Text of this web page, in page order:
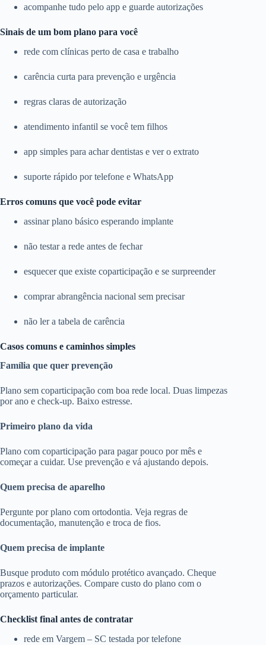
acompanhe tudo pelo app e guarde autorizações
Sinais de um bom plano para você
rede com clínicas perto de casa e trabalho
carência curta para prevenção e urgência
regras claras de autorização
atendimento infantil se você tem filhos
app simples para achar dentistas e ver o extrato
suporte rápido por telefone e WhatsApp
Erros comuns que você pode evitar
assinar plano básico esperando implante
não testar a rede antes de fechar
esquecer que existe coparticipação e se surpreender
comprar abrangência nacional sem precisar
não ler a tabela de carência
Casos comuns e caminhos simples
Família que quer prevenção
Plano sem coparticipação com boa rede local. Duas limpezas
por ano e check-up. Baixo estresse.
Primeiro plano da vida
Plano com coparticipação para pagar pouco por mês e
começar a cuidar. Use prevenção e vá ajustando depois.
Quem precisa de aparelho
Pergunte por plano com ortodontia. Veja regras de
documentação, manutenção e troca de fios.
Quem precisa de implante
Busque produto com módulo protético avançado. Cheque
prazos e autorizações. Compare custo do plano com o
orçamento particular.
Checklist final antes de contratar
rede em Vargem – SC testada por telefone